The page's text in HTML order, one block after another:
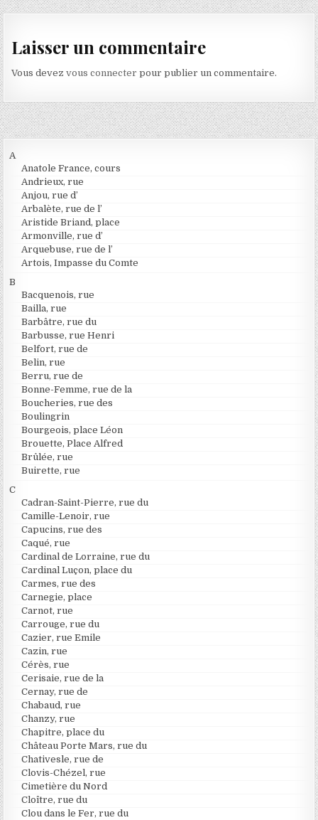
Laisser un commentaire
Vous devezvous connecter pour publier un commentaire.
A
Anatole France, cours
Andrieux, rue
Anjou, rue d’
Arbalète, rue de l’
Aristide Briand, place
Armonville, rue d’
Arquebuse, rue de l’
Artois, Impasse du Comte
B
Bacquenois, rue
Bailla, rue
Barbâtre, rue du
Barbusse, rue Henri
Belfort, rue de
Belin, rue
Berru, rue de
Bonne-Femme, rue de la
Boucheries, rue des
Boulingrin
Bourgeois, place Léon
Brouette, Place Alfred
Brûlée, rue
Buirette, rue
C
Cadran-Saint-Pierre, rue du
Camille-Lenoir, rue
Capucins, rue des
Caqué, rue
Cardinal de Lorraine, rue du
Cardinal Luçon, place du
Carmes, rue des
Carnegie, place
Carnot, rue
Carrouge, rue du
Cazier, rue Emile
Cazin, rue
Cérès, rue
Cerisaie, rue de la
Cernay, rue de
Chabaud, rue
Chanzy, rue
Chapitre, place du
Château Porte Mars, rue du
Chativesle, rue de
Clovis-Chézel, rue
Cimetière du Nord
Cloître, rue du
Clou dans le Fer, rue du